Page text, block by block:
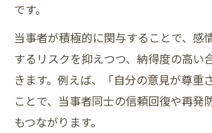
制
当事者であることがもたらす仲
当事者の立場が仲裁を円滑
職場揉め事仲裁で重要な当事
です。
当事者が積極的に関与することで、感
するリスクを抑えつつ、納得度の高い
きます。例えば、「自分の意見が尊重
ことで、当事者同士の信頼回復や再発
もつながります。